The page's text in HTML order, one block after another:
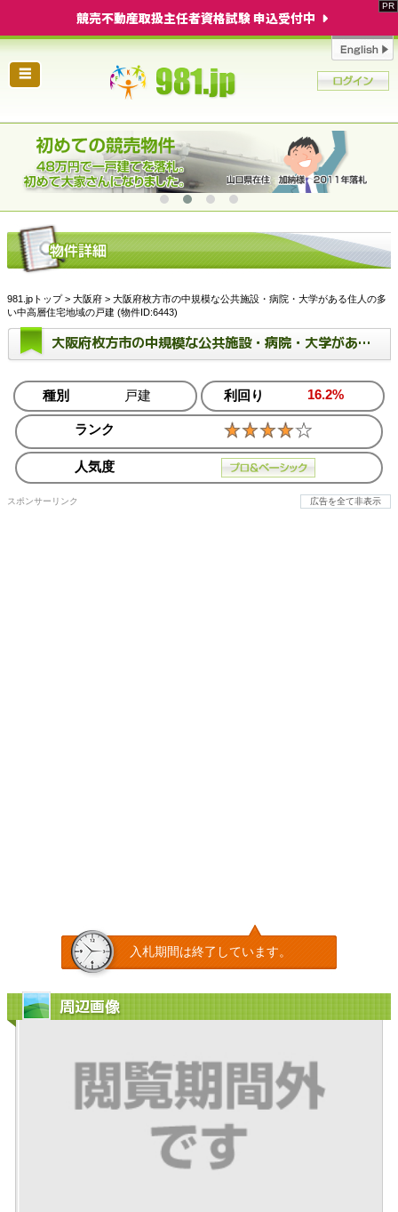
競売不動産取扱主任者資格試験 申込受付中
☰
981.jpトップ> 大阪府 > 大阪府枚方市の中規模な公共施設・病院・大学がある住人の多
い中高層住宅地域の戸建 (物件ID:6443)
大阪府枚方市の中規模な公共施設・病院・大学がある住人の多い中高層住宅地域の戸建
種別 戸建 利回り 16.2%
ランク
人気度
スポンサーリンク 広告を全て非表示
入札期間は終了しています。
周辺画像